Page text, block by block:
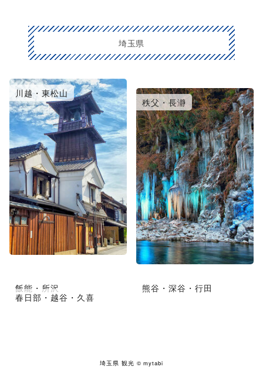
埼玉県
川越・東松山
大宮・浦和・鴻巣
秩父・長瀞
飯能・所沢
熊谷・深谷・行田
春日部・越谷・久喜
埼玉県 観光 © mytabi